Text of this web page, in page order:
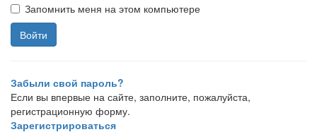
Запомнить меня на этом компьютере
Забыли свой пароль?
Если вы впервые на сайте, заполните, пожалуйста,
регистрационную форму.
Зарегистрироваться